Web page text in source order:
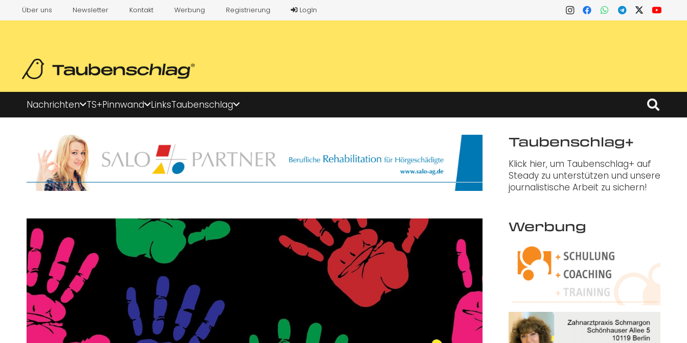
Über uns Newsletter Kontakt Werbung Registrierung LogIn
Nachrichten TS+Pinnwand LinksTaubenschlag
Taubenschlag+
Klick hier, um Taubenschlag+ auf
Steady zu unterstützen und unsere
journalistische Arbeit zu sichern!
Werbung